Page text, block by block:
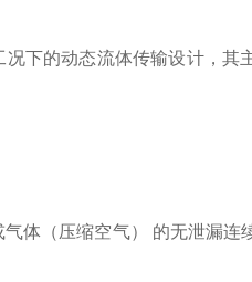
下的动态流体传输设计，其
体（压缩空气）
的无泄漏连